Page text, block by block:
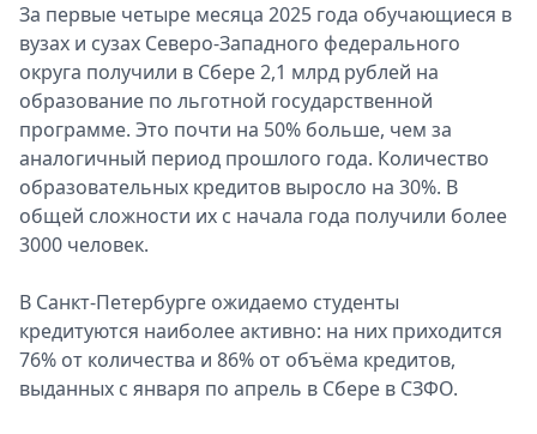
Книги
Выставки
Пресс-
релизы
О
Metro
Стримы
Спецпроекты
Выборы
2026
Скачай
Metro
За первые четыре месяца 2025 года обучающиеся в
вузах и сузах Северо-Западного федерального
округа получили в Сбере 2,1 млрд рублей на
образование по льготной государственной
программе. Это почти на 50% больше, чем за
аналогичный период прошлого года. Количество
образовательных кредитов выросло на 30%. В
общей сложности их с начала года получили более
3000 человек.
В Санкт-Петербурге ожидаемо студенты
кредитуются наиболее активно: на них приходится
76% от количества и 86% от объёма кредитов,
выданных с января по апрель в Сбере в СЗФО.